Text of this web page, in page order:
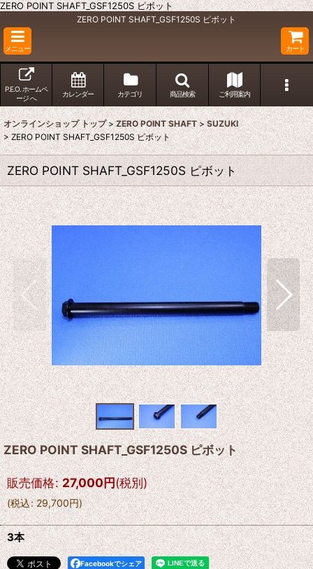
ZERO POINT SHAFT_GSF1250S ピボット
ZERO POINT SHAFT_GSF1250S ピボット
メニュー カート
P.E.O. ホームペ
ージ へ
カレンダー カテゴリ 商品検索 ご利用案内
オンラインショップ トップ > ZERO POINT SHAFT > SUZUKI
> ZERO POINT SHAFT_GSF1250S ピボット
ZERO POINT SHAFT_GSF1250S ピボット
ZERO POINT SHAFT_GSF1250S ピボット
販売価格: 27,000円(税別)
(税込: 29,700円)
3本
Facebookでシェア